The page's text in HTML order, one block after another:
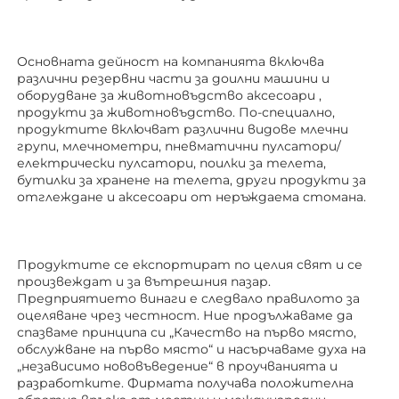
Основната дейност на компанията включва
различни резервни части за доилни машини и
оборудване за животновъдство аксесоари ,
продукти за животновъдство. По-специално,
продуктите включват различни видове млечни
групи, млечнометри, пневматични пулсатори/
електрически пулсатори, поилки за телета,
бутилки за хранене на телета, други продукти за
отглеждане и аксесоари от неръждаема стомана.
Продуктите се експортират по целия свят и се
произвеждат и за вътрешния пазар.
Предприятието винаги е следвало правилото за
оцеляване чрез честност. Ние продължаваме да
спазваме принципа си „Качество на първо място,
обслужване на първо място“ и насърчаваме духа на
„независимо нововъведение“ в проучванията и
разработките. Фирмата получава положителна